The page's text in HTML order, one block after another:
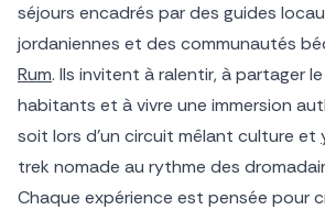
séjours encadrés par des guides
jordaniennes et des communautés
Rum. Ils invitent à ralentir, à partager
habitants et à vivre une immersion
soit lors d’un circuit mêlant culture et
trek nomade au rythme des
Chaque expérience est pensée pour